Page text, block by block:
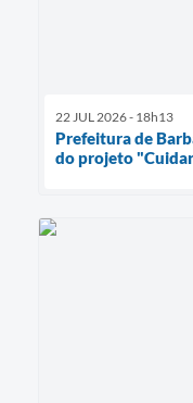
22 JUL 2026 - 18h13
Prefeitura de
do projeto